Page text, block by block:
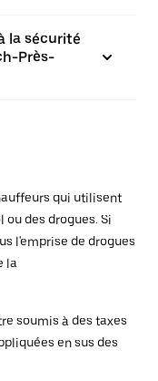
la sécurité
Près-
qui utilisent
des drogues. Si
l'emprise de drogues
la
soumis à des taxes
en sus des